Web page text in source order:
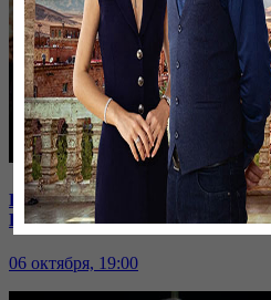
В Иране к протестующим
Кто из политиков готов встать
06 октября, 19:00